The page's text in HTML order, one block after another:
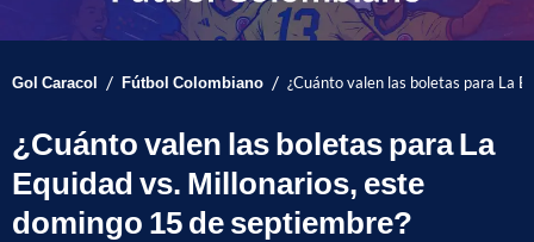
Gol Caracol / Fútbol Colombiano / ¿Cuánto valen las boletas para La
¿Cuánto valen las boletas para La
Equidad vs. Millonarios, este
domingo 15 de septiembre?